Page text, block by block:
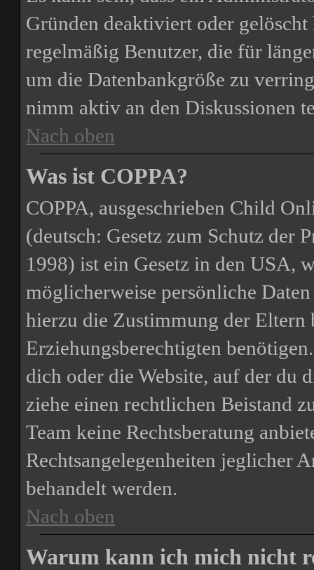
Gründen deaktiviert oder
regelmäßig Benutzer, die für
um die Datenbankgröße zu
nimm aktiv an den Diskussionen
Nach oben
Was ist COPPA?
COPPA, ausgeschrieben Child
(deutsch: Gesetz zum Schutz der
1998) ist ein Gesetz in den USA,
möglicherweise persönliche
hierzu die Zustimmung der Eltern
Erziehungsberechtigten
dich oder die Website, auf der du
ziehe einen rechtlichen Beistand
Team keine Rechtsberatung
Rechtsangelegenheiten jeglicher
behandelt werden.
Nach oben
Warum kann ich mich nicht